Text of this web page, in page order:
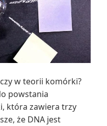
w teorii komórki?
powstania
która zawiera trzy
że DNA jest